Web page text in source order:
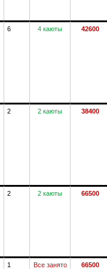
6 4 каюты 42600
2 2 каюты 38400
2 2 каюты 66500
1 Все занято 66500